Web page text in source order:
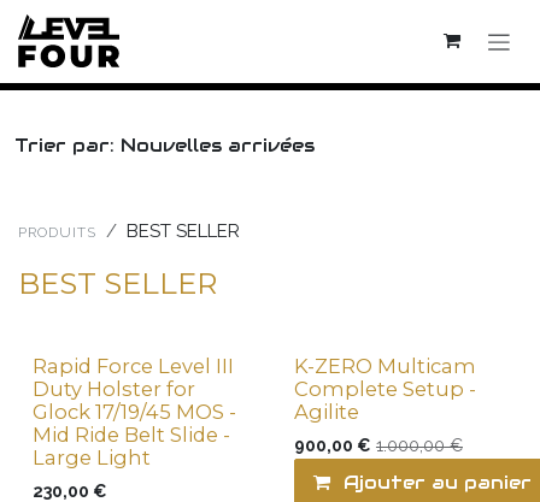
Se rendre au contenu
Trier par: Nouvelles arrivées
PRODUITS BEST SELLER
BEST SELLER
Rapid Force Level III
Duty Holster for
Glock 17/19/45 MOS -
Mid Ride Belt Slide -
Large Light
230,00 €
K-ZERO Multicam
Complete Setup -
Agilite
900,00 € 1.000,00€
Ajouter au panier